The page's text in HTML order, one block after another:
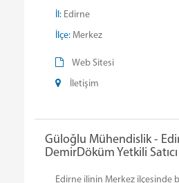
İl: Edirne
İlçe: Merkez
Web Sitesi
İletişim
Güloğlu Mühendislik -
DemirDöküm Yetkili Satıcı
Edirne ilinin Merkez ilçesinde